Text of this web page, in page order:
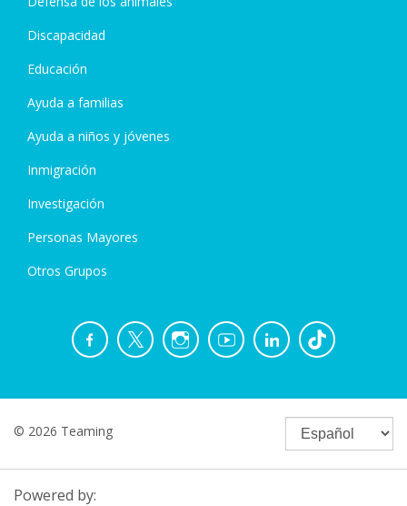
Discapacidad
Educación
Ayuda a familias
Ayuda a niños y jóvenes
Inmigración
Investigación
Personas Mayores
Otros Grupos
© 2026 Teaming
Powered by: